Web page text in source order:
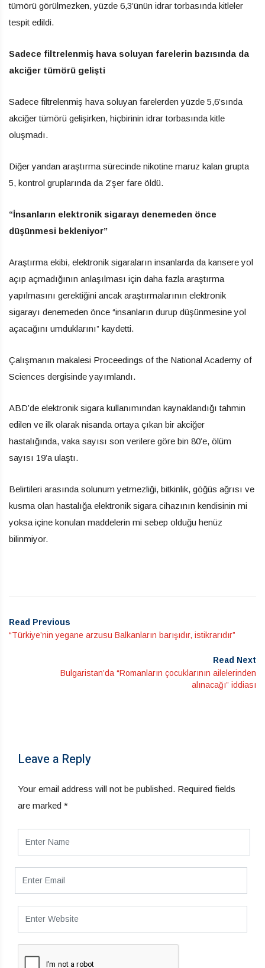
tümörü görülmezken, yüzde 6,3’ünün idrar torbasında kitleler
tespit edildi.
Sadece filtrelenmiş hava soluyan farelerin bazısında da
akciğer tümörü gelişti
Sadece filtrelenmiş hava soluyan farelerden yüzde 5,6’sında
akciğer tümörü gelişirken, hiçbirinin idrar torbasında kitle
oluşmadı.
Diğer yandan araştırma sürecinde nikotine maruz kalan grupta
5, kontrol gruplarında da 2’şer fare öldü.
“İnsanların elektronik sigarayı denemeden önce
düşünmesi bekleniyor”
Araştırma ekibi, elektronik sigaraların insanlarda da kansere yol
açıp açmadığının anlaşılması için daha fazla araştırma
yapılmasını gerektiğini ancak araştırmalarının elektronik
sigarayı denemeden önce “insanların durup düşünmesine yol
açacağını umduklarını” kaydetti.
Çalışmanın makalesi Proceedings of the National Academy of
Sciences dergisinde yayımlandı.
ABD’de elektronik sigara kullanımından kaynaklandığı tahmin
edilen ve ilk olarak nisanda ortaya çıkan bir akciğer
hastalığında, vaka sayısı son verilere göre bin 80’e, ölüm
sayısı 19’a ulaştı.
Belirtileri arasında solunum yetmezliği, bitkinlik, göğüs ağrısı ve
kusma olan hastalığa elektronik sigara cihazının kendisinin mi
yoksa içine konulan maddelerin mi sebep olduğu henüz
bilinmiyor.
Read Previous
“Türkiye’nin yegane arzusu Balkanların barışıdır, istikrarıdır”
Read Next
Bulgaristan’da “Romanların çocuklarının ailelerinden
alınacağı” iddiası
Leave a Reply
Your email address will not be published. Required fields
are marked *